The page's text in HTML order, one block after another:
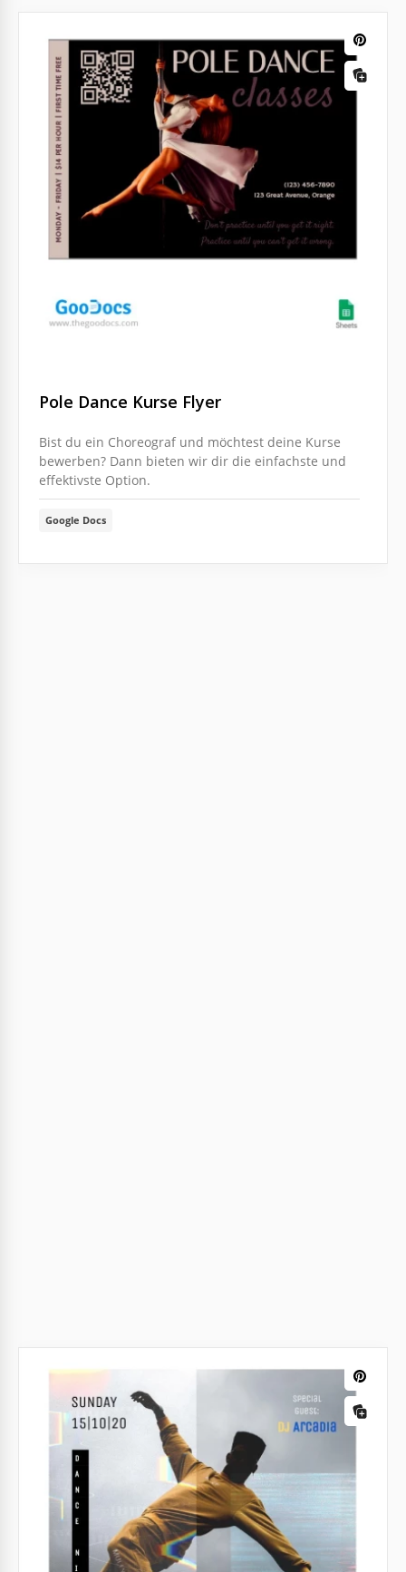
Pole Dance Kurse Flyer
Bist du ein Choreograf und möchtest deine Kurse
bewerben? Dann bieten wir dir die einfachste und
effektivste Option.
Google Docs